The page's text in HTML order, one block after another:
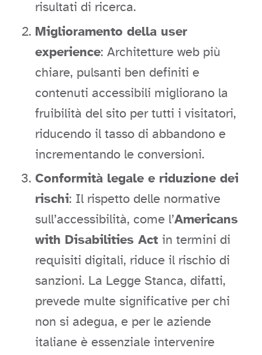
risultati di ricerca.
Miglioramento della user
experience: Architetture web più
chiare, pulsanti ben definiti e
contenuti accessibili migliorano la
fruibilità del sito per tutti i visitatori,
riducendo il tasso di abbandono e
incrementando le conversioni.
Conformità legale e riduzione dei
rischi: Il rispetto delle normative
sull’accessibilità, come l’Americans
with Disabilities Act in termini di
requisiti digitali, riduce il rischio di
sanzioni. La Legge Stanca, difatti,
prevede multe significative per chi
non si adegua, e per le aziende
italiane è essenziale intervenire